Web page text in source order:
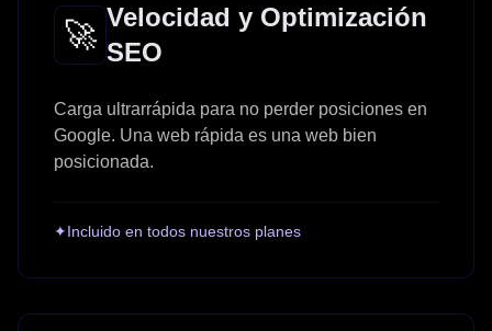
🚀 Velocidad y Optimización
SEO
Carga ultrarrápida para no perder posiciones en
Google. Una web rápida es una web bien
posicionada.
✦Incluido en todos nuestros planes